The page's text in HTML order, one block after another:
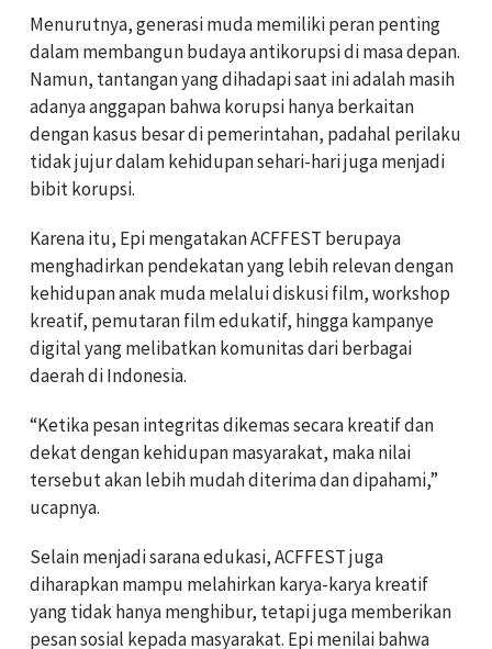
Menurutnya, generasi muda memiliki peran penting
dalam membangun budaya antikorupsi di masa depan.
Namun, tantangan yang dihadapi saat ini adalah masih
adanya anggapan bahwa korupsi hanya berkaitan
dengan kasus besar di pemerintahan, padahal perilaku
tidak jujur dalam kehidupan sehari-hari juga menjadi
bibit korupsi.
Karena itu, Epi mengatakan ACFFEST berupaya
menghadirkan pendekatan yang lebih relevan dengan
kehidupan anak muda melalui diskusi film, workshop
kreatif, pemutaran film edukatif, hingga kampanye
digital yang melibatkan komunitas dari berbagai
daerah di Indonesia.
“Ketika pesan integritas dikemas secara kreatif dan
dekat dengan kehidupan masyarakat, maka nilai
tersebut akan lebih mudah diterima dan dipahami,”
ucapnya.
Selain menjadi sarana edukasi, ACFFEST juga
diharapkan mampu melahirkan karya-karya kreatif
yang tidak hanya menghibur, tetapi juga memberikan
pesan sosial kepada masyarakat. Epi menilai bahwa